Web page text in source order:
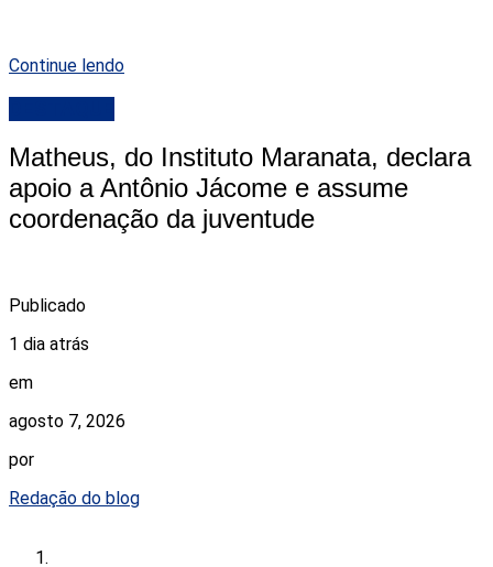
Continue lendo
Matheus, do Instituto Maranata, declara
apoio a Antônio Jácome e assume
coordenação da juventude
Publicado
1 dia atrás
em
agosto 7, 2026
por
Redação do blog